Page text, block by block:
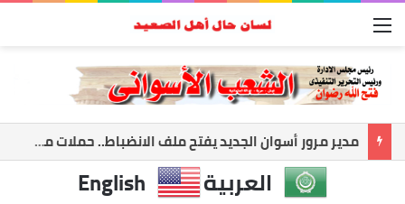
مدير مرور أسوان الجديد يفتح ملف الانضباط.. حملات مكثفة لضبط الشارع ومواجهة المخالفات
العربية English